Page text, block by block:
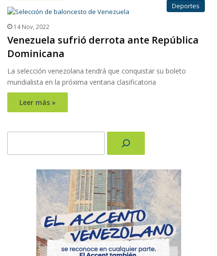
Deportes
14 Nov, 2022
Venezuela sufrió derrota ante República
Dominicana
La selección venezolana tendrá que conquistar su boleto
mundialista en la próxima ventana clasificatoria
Leer más »